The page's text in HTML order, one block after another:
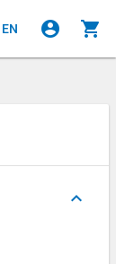
EN account_circle shopping_cart
keyboard_arrow_up